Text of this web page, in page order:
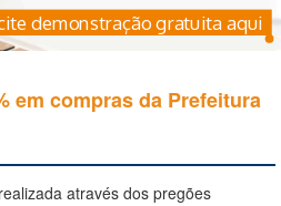
demonstração gratuita aqui
em compras da Prefeitura
através dos pregões